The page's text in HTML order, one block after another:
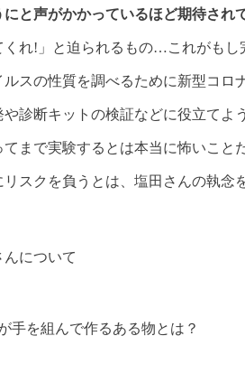
にと声がかかっているほど期待され
れ!」と迫られるもの…これがもし
スの性質を調べるために新型コロ
診断キットの検証などに役立てよ
まで実験するとは本当に怖いこと
スクを負うとは、塩田さんの執念
について
手を組んで作るある物とは？